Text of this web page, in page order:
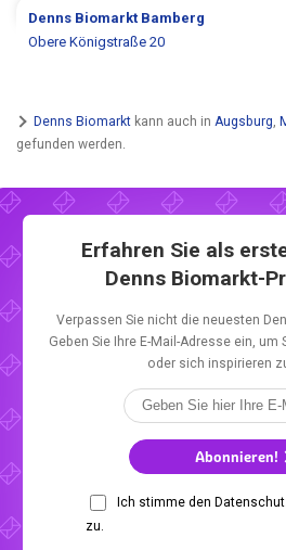
Denns Biomarkt Bamberg
Obere Königstraße 20
Denns Biomarkt kann auch in Augsburg,
gefunden werden.
Erfahren Sie als
Denns Biomarkt-
Verpassen Sie nicht die neuesten
Geben Sie Ihre E-Mail-Adresse ein,
oder sich inspirieren
Abonnieren!
Ich stimme den
zu.